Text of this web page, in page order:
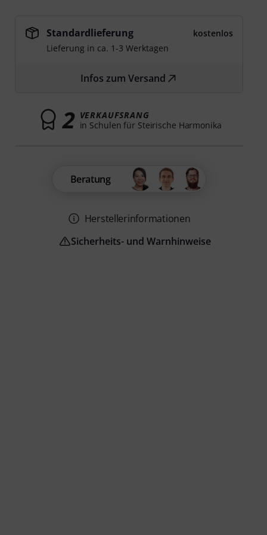
Standardlieferung
kostenlos
Lieferung in ca. 1-3 Werktagen
Infos zum Versand
2 VERKAUFSRANG
in Schulen für Steirische Harmonika
Beratung
Herstellerinformationen
Sicherheits- und Warnhinweise